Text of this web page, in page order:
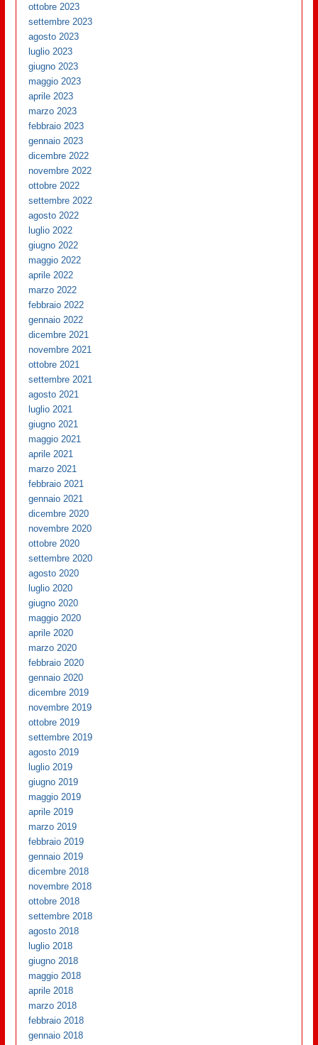
ottobre 2023
settembre 2023
agosto 2023
luglio 2023
giugno 2023
maggio 2023
aprile 2023
marzo 2023
febbraio 2023
gennaio 2023
dicembre 2022
novembre 2022
ottobre 2022
settembre 2022
agosto 2022
luglio 2022
giugno 2022
maggio 2022
aprile 2022
marzo 2022
febbraio 2022
gennaio 2022
dicembre 2021
novembre 2021
ottobre 2021
settembre 2021
agosto 2021
luglio 2021
giugno 2021
maggio 2021
aprile 2021
marzo 2021
febbraio 2021
gennaio 2021
dicembre 2020
novembre 2020
ottobre 2020
settembre 2020
agosto 2020
luglio 2020
giugno 2020
maggio 2020
aprile 2020
marzo 2020
febbraio 2020
gennaio 2020
dicembre 2019
novembre 2019
ottobre 2019
settembre 2019
agosto 2019
luglio 2019
giugno 2019
maggio 2019
aprile 2019
marzo 2019
febbraio 2019
gennaio 2019
dicembre 2018
novembre 2018
ottobre 2018
settembre 2018
agosto 2018
luglio 2018
giugno 2018
maggio 2018
aprile 2018
marzo 2018
febbraio 2018
gennaio 2018